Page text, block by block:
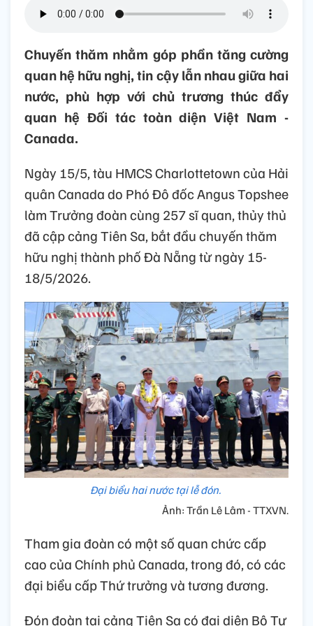
Chuyến thăm nhằm góp phần tăng cường
quan hệ hữu nghị, tin cậy lẫn nhau giữa hai
nước, phù hợp với chủ trương thúc đẩy
quan hệ Đối tác toàn diện Việt Nam -
Canada.
Ngày 15/5, tàu HMCS Charlottetown của Hải
quân Canada do Phó Đô đốc Angus Topshee
làm Trưởng đoàn cùng 257 sĩ quan, thủy thủ
đã cập cảng Tiên Sa, bắt đầu chuyến thăm
hữu nghị thành phố Đà Nẵng từ ngày 15-
18/5/2026.
Đại biểu hai nước tại lễ đón.
Ảnh: Trần Lê Lâm - TTXVN.
Tham gia đoàn có một số quan chức cấp
cao của Chính phủ Canada, trong đó, có các
đại biểu cấp Thứ trưởng và tương đương.
Đón đoàn tại cảng Tiên Sa có đại diện Bộ Tư